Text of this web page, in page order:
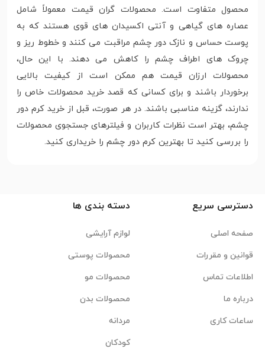
محصول متفاوت است. محصولات گران قیمت معمولاً شامل
عصاره های گیاهی و آنتی اکسیدان های قوی هستند که به
پوست حساس و نازک دور چشم مراقبت می کنند و خطوط ریز و
چروک های اطراف چشم را کاهش می دهند. با این حال،
محصولات ارزان قیمت هم ممکن است از کیفیت بالایی
برخوردار باشند و برای کسانی که قصد خرید محصولات خاص را
ندارند، گزینه مناسبی باشند. در هر صورت، قبل از خرید کرم دور
چشم، بهتر است نظرات کاربران و فیلترهای جستجوی محصولات
را بررسی کنید تا بهترین کرم دور چشم را خریداری کنید.
دسترسی سریع
صفحه اصلی
قوانین و مقررات
اطلاعات تماس
درباره ما
ساعات کاری
دسته بندی ها
لوازم آرایشی
محصولات پوستی
محصولات مو
محصولات بدن
مردانه
کودکان